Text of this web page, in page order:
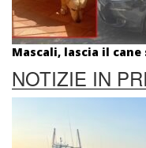
Mascali, lascia il cane
NOTIZIE IN